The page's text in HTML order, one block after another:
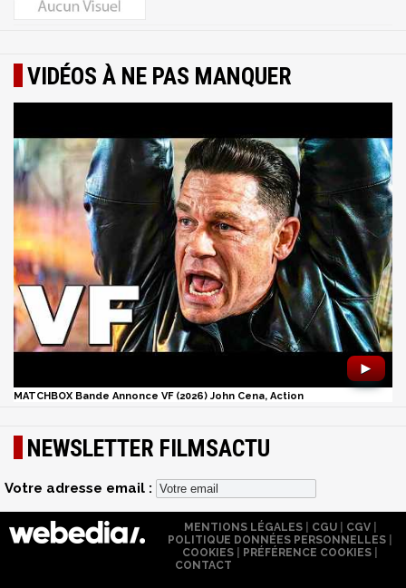
VIDÉOS À NE PAS MANQUER
►
MATCHBOX Bande Annonce VF (2026) John Cena, Action
NEWSLETTER FILMSACTU
Votre adresse email :
MENTIONS LÉGALES| CGU| CGV|
POLITIQUE DONNÉES PERSONNELLES
COOKIES
PRÉFÉRENCE COOKIES
CONTACT